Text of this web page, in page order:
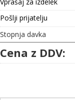
Pošlji prijatelju
Stopnja davka
Cena z DDV: